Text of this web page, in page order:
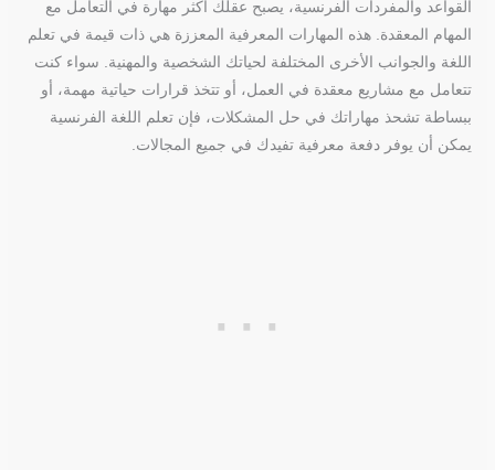
القواعد والمفردات الفرنسية، يصبح عقلك أكثر مهارة في التعامل مع
المهام المعقدة. هذه المهارات المعرفية المعززة هي ذات قيمة في تعلم
اللغة والجوانب الأخرى المختلفة لحياتك الشخصية والمهنية. سواء كنت
تتعامل مع مشاريع معقدة في العمل، أو تتخذ قرارات حياتية مهمة، أو
ببساطة تشحذ مهاراتك في حل المشكلات، فإن تعلم اللغة الفرنسية
يمكن أن يوفر دفعة معرفية تفيدك في جميع المجالات.